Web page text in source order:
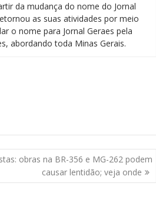
da mudança do nome do Jornal
as suas atividades por meio
o nome para Jornal Geraes pela
abordando toda Minas Gerais.
obras na BR-356 e MG-262 podem
causar lentidão; veja onde